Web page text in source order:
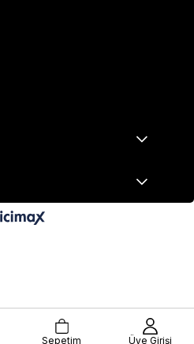
Sepetim Üye Girişi